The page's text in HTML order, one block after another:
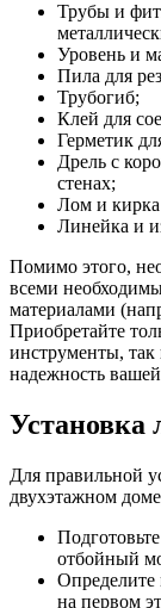
Трубы и
Уровень и
Пила для
Трубогиб;
Клей для
Герметик
Дрель с
стенах;
Лом и
Линейка и
Помимо этого,
всеми
материалами
Приобретайте
инструменты, так
надежность
Установка
Для правильной
двухэтажном
отбойный
Определите
на первом